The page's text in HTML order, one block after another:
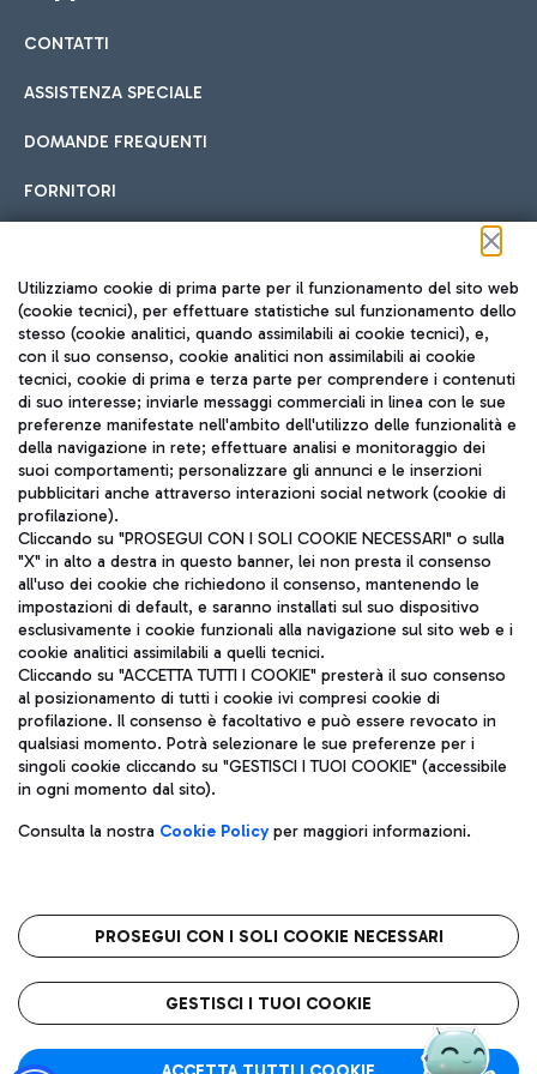
Cucina Internazionale
Fast Food
Pizza
Gelateria
Wine Bar & Sparkling
Hotel in aeroporto
Scegli l'alloggio più adatto e approfitta della vicinanza
all'aeroporto.
Car sharing
Con il Car Sharing è ancora più facile spostarsi
Treno
Raggiungi velocemente l'aeroporto di Fiumicino da Roma
tramite i servizi ferroviari Trenitalia.
Autobus
Scopri le linee di autobus per raggiungere l'aeroporto
Leonardo Da Vinci.
Raggiungi l’aeroporto senza pensieri con il servizio di taxi a
Ristoranti
Scopri la nostra offerta per una pausa gustosa in aeroporto
Mappa Aeroporto Fiumicino
CONTATTI
ASSISTENZA SPECIALE
DOMANDE FREQUENTI
FORNITORI
Seguici sui social
TRAVEL JOURNAL
ITA
Aeroporti di Roma S.p.A. - Società soggetta a direzione e
coordinamento di Mundys S.p.A.
Codice fiscale e Registro delle Imprese di Roma 13032990155 P.
IVA 06572251004
Capitale sociale 62.224.743,00 int. vers.
Sede legale: Via Pier Paolo Racchetti 1 - 00054 Fiumicino (RM)
telefono +39 06 65951
Privacy policy
Note legali
Roma FCO
L'aeroporto stellato
Utilizziamo cookie di prima parte per il funzionamento del sito web
(cookie tecnici), per effettuare statistiche sul funzionamento dello
stesso (cookie analitici, quando assimilabili ai cookie tecnici), e,
con il suo consenso, cookie analitici non assimilabili ai cookie
tecnici, cookie di prima e terza parte per comprendere i contenuti
di suo interesse; inviarle messaggi commerciali in linea con le sue
preferenze manifestate nell'ambito dell'utilizzo delle funzionalità e
della navigazione in rete; effettuare analisi e monitoraggio dei
suoi comportamenti; personalizzare gli annunci e le inserzioni
pubblicitari anche attraverso interazioni social network (cookie di
profilazione).
Cliccando su "PROSEGUI CON I SOLI COOKIE NECESSARI" o sulla
"X" in alto a destra in questo banner, lei non presta il consenso
all'uso dei cookie che richiedono il consenso, mantenendo le
impostazioni di default, e saranno installati sul suo dispositivo
esclusivamente i cookie funzionali alla navigazione sul sito web e i
cookie analitici assimilabili a quelli tecnici.
Cliccando su "ACCETTA TUTTI I COOKIE" presterà il suo consenso
al posizionamento di tutti i cookie ivi compresi cookie di
profilazione. Il consenso è facoltativo e può essere revocato in
qualsiasi momento. Potrà selezionare le sue preferenze per i
singoli cookie cliccando su "GESTISCI I TUOI COOKIE" (accessibile
in ogni momento dal sito).
Consulta la nostra Cookie Policyper maggiori informazioni.
PROSEGUI CON I SOLI COOKIE NECESSARI
GESTISCI I TUOI COOKIE